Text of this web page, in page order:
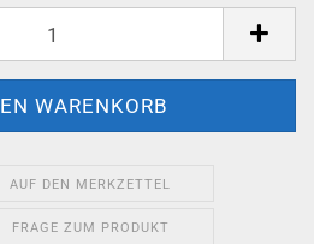
AUF DEN MERKZETTEL
FRAGE ZUM PRODUKT